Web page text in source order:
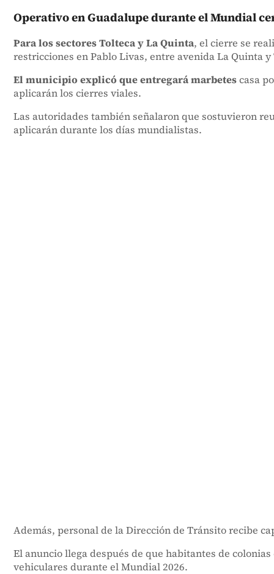
Operativo en Guadalupe durante el Mundial
Para los sectores Tolteca y La Quinta, el cierre se
restricciones en Pablo Livas, entre avenida La Quinta y
El municipio explicó que entregará marbetescasa
aplicarán los cierres viales.
Las autoridades también señalaron que sostuvieron
aplicarán durante los días mundialistas.
Además, personal de la Dirección de Tránsito recibe
El anuncio llega después de que habitantes de
vehiculares durante el Mundial 2026.